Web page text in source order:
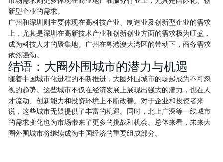
新型企业的需求。
广州和深圳则主要体现在高科技产业、制造业及创新型企业的需求
上，尤其是深圳在高新技术产业和创新创业方面的需求极为旺盛，
成为科技人才的聚集地。广州在粤港澳大湾区的带动下，商务需求
依然强劲。
结语：大圈外围城市的潜力与机遇
随着中国城市化进程的不断推进，大圈外围城市的崛起成为不可忽
视的趋势。这些城市不仅在经济发展上展现出强大的潜力，也在人
才流动、创新能力和投资环境上不断改善。对于企业和投资者来
说，这些城市无疑提供了丰富的机遇。同时，北上广深等一线城市
的需求变化也为市场带来了更多的挑战和机会。总体来看，未来大
圈外围城市将继续成为中国经济的重要组成部分。